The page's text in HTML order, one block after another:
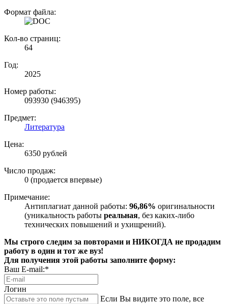
Формат файла:
Кол-во страниц:
64
Год:
2025
Номер работы:
093930 (946395)
Предмет:
Литература
Цена:
6350 рублей
Число продаж:
0 (продается впервые)
Примечание:
Антиплагиат данной работы: 96,86% оригинальности
(уникальность работы реальная, без каких-либо
технических повышений и ухищрений).
Мы строго следим за повторами и НИКОГДА не продадим
работу в один и тот же вуз!
Для получения этой работы заполните форму:
Ваш E-mail:*
Логин
Если Вы видите это поле, все